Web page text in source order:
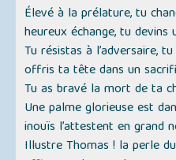
Élevé à la prélature, tu
heureux échange, tu devins
Tu résistas à l’adversaire,
offris ta tête dans un
Tu as bravé la mort de ta
Une palme glorieuse est
inouïs l’attestent en grand
Illustre Thomas ! la perle